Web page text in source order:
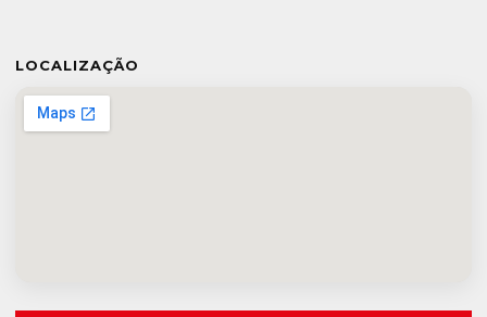
LOCALIZAÇÃO